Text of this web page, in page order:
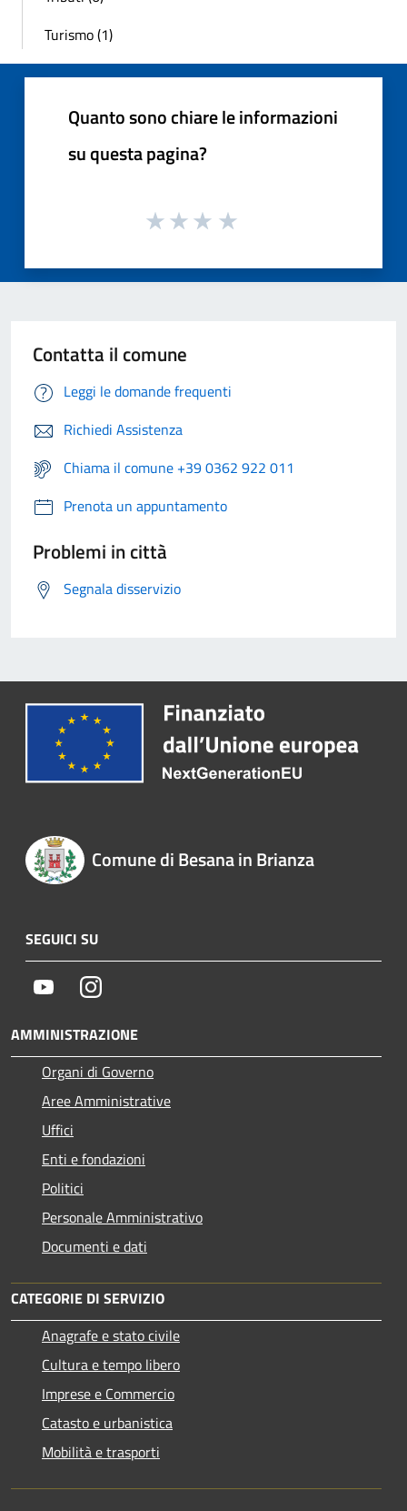
Turismo (1)
Quanto sono chiare le informazioni
su questa pagina?
Contatta il comune
Leggi le domande frequenti
Richiedi Assistenza
Chiama il comune +39 0362 922 011
Prenota un appuntamento
Problemi in città
Segnala disservizio
Comune di Besana in Brianza
SEGUICI SU
YoutubeInstagram
AMMINISTRAZIONE
Organi di Governo
Aree Amministrative
Uffici
Enti e fondazioni
Politici
Personale Amministrativo
Documenti e dati
CATEGORIE DI SERVIZIO
Anagrafe e stato civile
Cultura e tempo libero
Imprese e Commercio
Catasto e urbanistica
Mobilità e trasporti